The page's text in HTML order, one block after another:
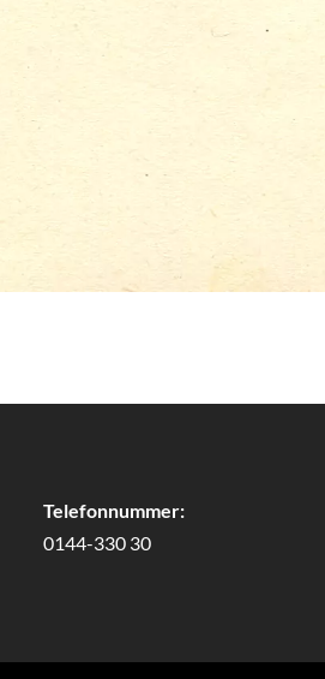
Telefonnummer:
0144-330 30